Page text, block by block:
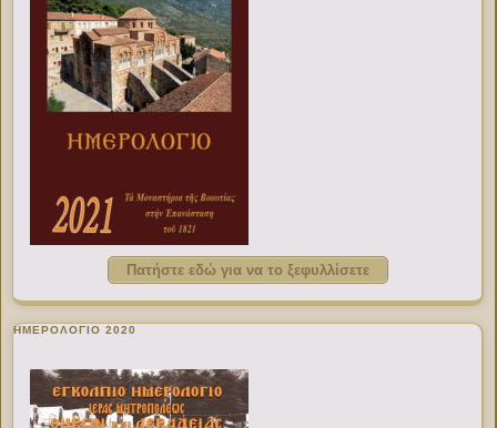
Πατήστε εδώ για να το ξεφυλλίσετε
ΗΜΕΡΟΛΟΓΙΟ 2020